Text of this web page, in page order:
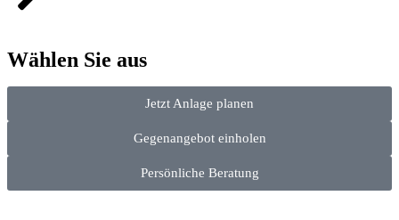
Wählen Sie aus
Jetzt Anlage planen
Gegenangebot einholen
Persönliche Beratung